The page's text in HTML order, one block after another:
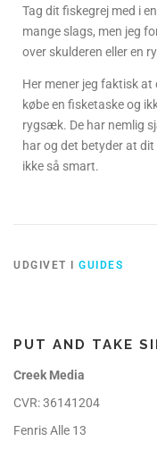
Tag dit fiskegrej med i
mange slags, men jeg
over skulderen eller en
Her mener jeg faktisk
købe en fisketaske og
rygsæk. De har nemlig
har og det betyder at
ikke så smart.
UDGIVET I GUIDES
PUT AND TAKE
Creek Media
CVR: 36141204
Fenris Alle 13